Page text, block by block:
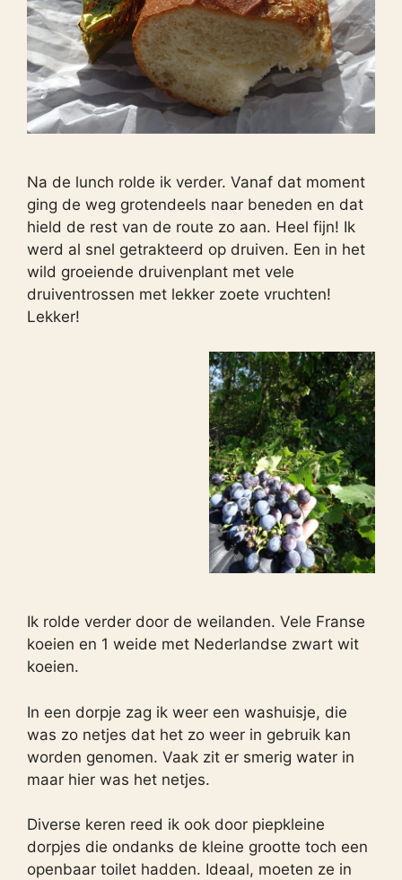
Na de lunch rolde ik verder. Vanaf dat moment
ging de weg grotendeels naar beneden en dat
hield de rest van de route zo aan. Heel fijn! Ik
werd al snel getrakteerd op druiven. Een in het
wild groeiende druivenplant met vele
druiventrossen met lekker zoete vruchten!
Lekker!
Ik rolde verder door de weilanden. Vele Franse
koeien en 1 weide met Nederlandse zwart wit
koeien.
In een dorpje zag ik weer een washuisje, die
was zo netjes dat het zo weer in gebruik kan
worden genomen. Vaak zit er smerig water in
maar hier was het netjes.
Diverse keren reed ik ook door piepkleine
dorpjes die ondanks de kleine grootte toch een
openbaar toilet hadden. Ideaal, moeten ze in